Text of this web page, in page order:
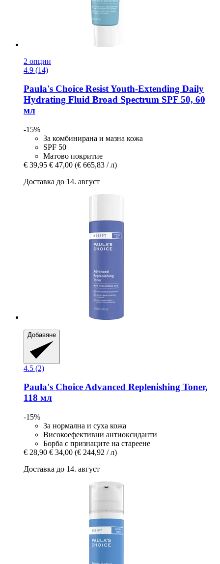
2 опции
4.9 (14)
Paula's Choice Resist Youth-​Extending Daily
Hydrating Fluid Broad Spectrum SPF 50, 60
мл
-15%
За комбинирана и мазна кожа
SPF 50
Матово покритие
€ 39,95 € 47,00 (€ 665,83 / л)
Доставка до 14. август
Добавяне
4.5 (2)
Paula's ChoiceAdvanced Replenishing Toner,
118 мл
-15%
За нормална и суха кожа
Високоефективни антиоксиданти
Борба с признаците на стареене
€ 28,90 € 34,00 (€ 244,92 / л)
Доставка до 14. август